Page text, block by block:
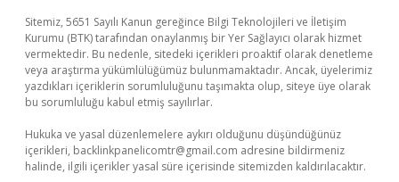
Sitemiz, 5651 Sayılı Kanun gereğince Bilgi Teknolojileri ve İletişim
Kurumu (BTK) tarafından onaylanmış bir Yer Sağlayıcı olarak hizmet
vermektedir. Bu nedenle, sitedeki içerikleri proaktif olarak denetleme
veya araştırma yükümlülüğümüz bulunmamaktadır. Ancak, üyelerimiz
yazdıkları içeriklerin sorumluluğunu taşımakta olup, siteye üye olarak
bu sorumluluğu kabul etmiş sayılırlar.
Hukuka ve yasal düzenlemelere aykırı olduğunu düşündüğünüz
içerikleri, backlinkpanelicomtr@gmail.com adresine bildirmeniz
halinde, ilgili içerikler yasal süre içerisinde sitemizden kaldırılacaktır.